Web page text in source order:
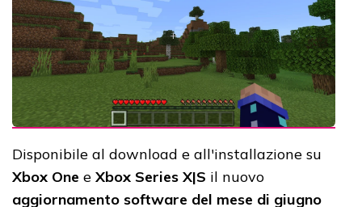
Disponibile al download e all'installazione su
Xbox One e Xbox Series X|S il nuovo
aggiornamento software del mese di giugno